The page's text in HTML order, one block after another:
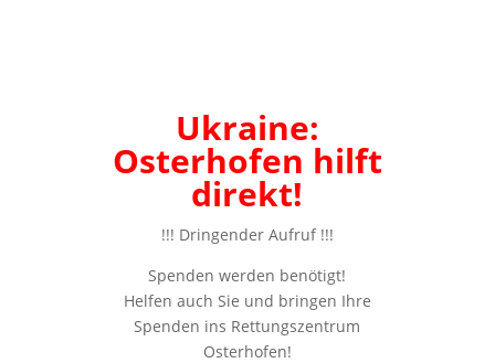
Ukraine:
Osterhofen hilft
direkt!
!!! Dringender Aufruf !!!
Spenden werden benötigt!
Helfen auch Sie und bringen Ihre
Spenden ins Rettungszentrum
Osterhofen!